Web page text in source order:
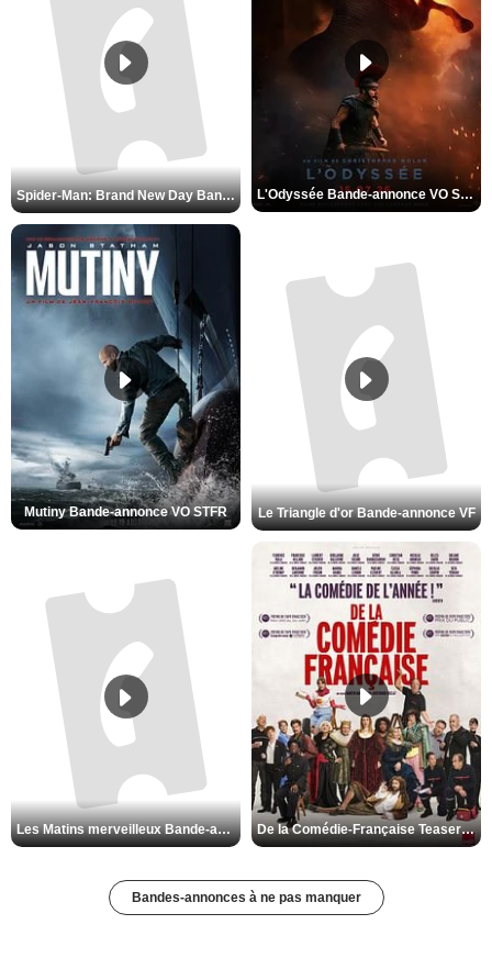
Spider-Man: Brand New Day Bande-annonce VO STFR L'Odyssée Bande-annonce VO STFR
Mutiny Bande-annonce VO STFR Le Triangle d'or Bande-annonce VF
Les Matins merveilleux Bande-annonce VF De la Comédie-Française Teaser VF
Bandes-annonces à ne pas manquer